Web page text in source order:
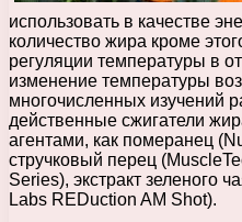
использовать в качестве
количество жира кроме
регуляции температуры в
изменение температуры
многочисленных изучений
действенные сжигатели
агентами, как померанец
стручковый перец
Series), экстракт зеленого
Labs REDuction AM Shot).